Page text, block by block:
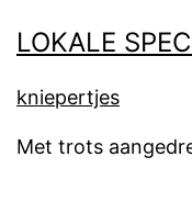
LOKALE
kniepertjes
Met trots